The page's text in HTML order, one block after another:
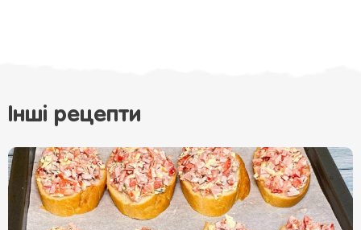
Інші рецепти